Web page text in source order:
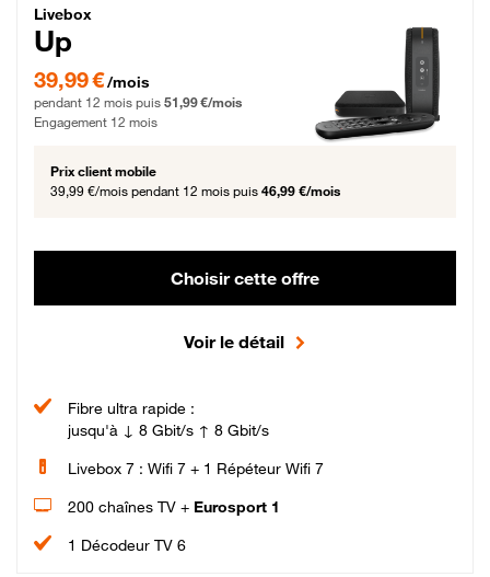
Livebox Up Fibre
Livebox
Up
39,99 € par mois pendant 12 mois puis 51,99 € par mois, Engagement 12 mois
39,99 €/mois
pendant 12 mois puis 51,99 €/mois
Engagement 12 mois
Prix client mobile
39,99 €/mois pendant 12 mois puis 46,99 €/mois
Choisir cette offre
Voir le détail
Fibre ultra rapide :
jusqu'à ↓ 8 Gbit/s ↑ 8 Gbit/s
Livebox 7 : Wifi 7 + 1 Répéteur Wifi 7
200 chaînes TV + Eurosport 1
1 Décodeur TV 6